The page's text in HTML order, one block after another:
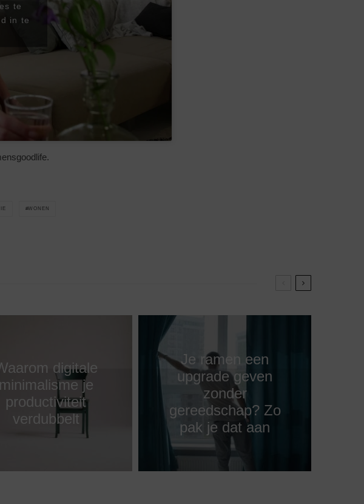
te
in te
WONEN
digitale
minimalisme je
productiviteit
verdubbelt
Je ramen een
upgrade geven
zonder
gereedschap? Zo
pak je dat aan